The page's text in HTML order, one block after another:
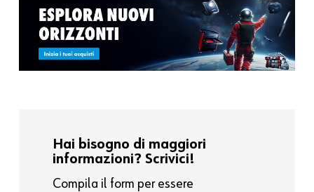
Hai bisogno di maggiori
informazioni? Scrivici!
Compila il form per essere